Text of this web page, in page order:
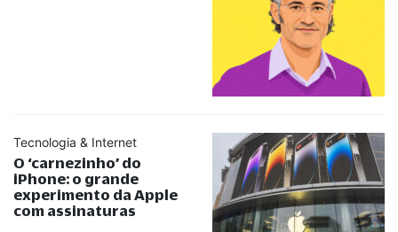
Tecnologia & Internet
O ‘carnezinho’ do
iPhone: o grande
experimento da Apple
com assinaturas